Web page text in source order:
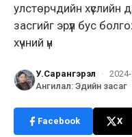
улстөрчдийн хүслийн
засгийг эрүүл бус
хүчний үн
У.Сарангэрэл ·
Ангилал: Эдийн засаг
Facebook X